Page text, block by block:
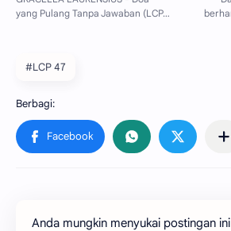
#LCP 47
Anda mungkin menyukai postingan ini